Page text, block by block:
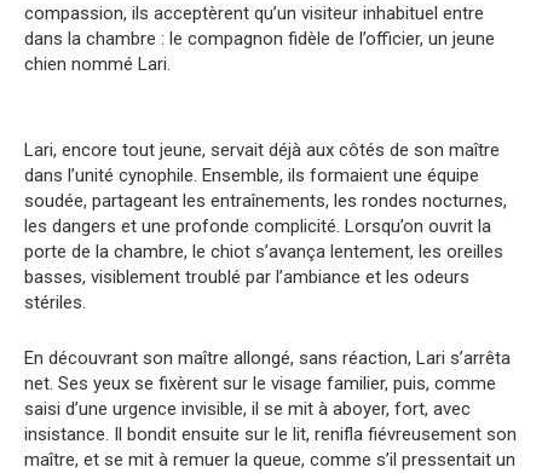
compassion, ils acceptèrent qu’un visiteur inhabituel entre
dans la chambre : le compagnon fidèle de l’officier, un jeune
chien nommé Lari.
Lari, encore tout jeune, servait déjà aux côtés de son maître
dans l’unité cynophile. Ensemble, ils formaient une équipe
soudée, partageant les entraînements, les rondes nocturnes,
les dangers et une profonde complicité. Lorsqu’on ouvrit la
porte de la chambre, le chiot s’avança lentement, les oreilles
basses, visiblement troublé par l’ambiance et les odeurs
stériles.
En découvrant son maître allongé, sans réaction, Lari s’arrêta
net. Ses yeux se fixèrent sur le visage familier, puis, comme
saisi d’une urgence invisible, il se mit à aboyer, fort, avec
insistance. Il bondit ensuite sur le lit, renifla fiévreusement son
maître, et se mit à remuer la queue, comme s’il pressentait un